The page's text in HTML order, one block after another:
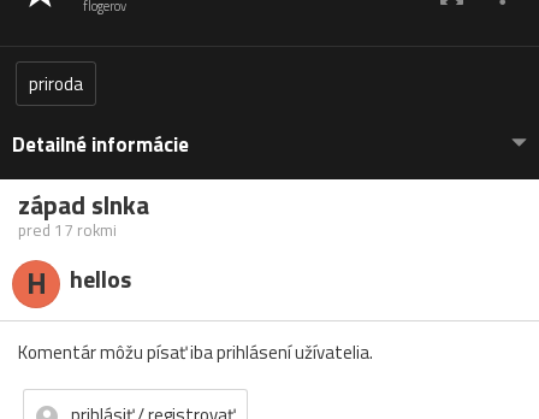
flogerov
priroda
Detailné informácie
západ slnka
pred 17 rokmi
H hellos
Komentár môžu písať iba prihlásení užívatelia.